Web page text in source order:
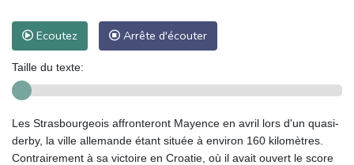
Ecoutez Arrête d'écouter
Taille du texte:
Les Strasbourgeois affronteront Mayence en avril lors d'un quasi-
derby, la ville allemande étant située à environ 160 kilomètres.
Contrairement à sa victoire en Croatie, où il avait ouvert le score